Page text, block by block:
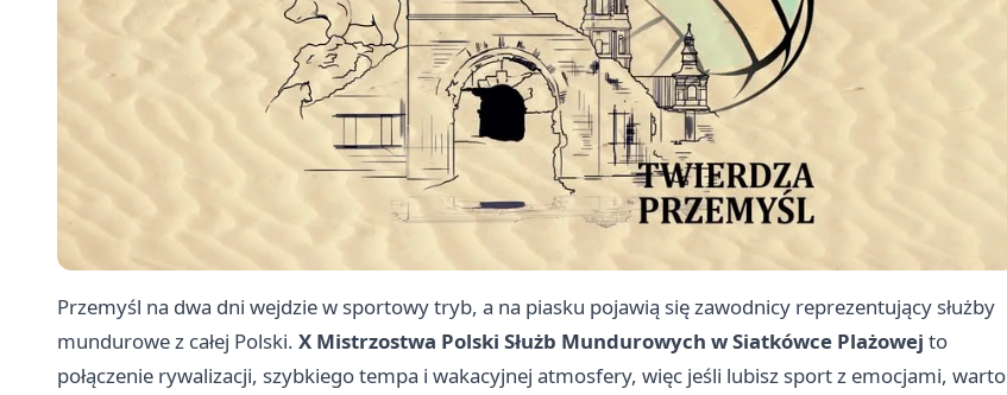
Przemyśl na dwa dni wejdzie w sportowy tryb, a na piasku pojawią się zawodnicy reprezentujący służby
mundurowe z całej Polski. X Mistrzostwa Polski Służb Mundurowych w Siatkówce Plażowej to
połączenie rywalizacji, szybkiego tempa i wakacyjnej atmosfery, więc jeśli lubisz sport z emocjami, warto